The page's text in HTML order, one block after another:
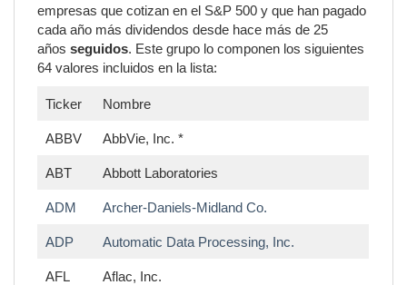
empresas que cotizan en el S&P 500 y que han pagado
cada año más dividendos desde hace más de 25
años seguidos. Este grupo lo componen los siguientes
64 valores incluidos en la lista:
Ticker Nombre
ABBV AbbVie, Inc. *
ABT Abbott Laboratories
ADM Archer-Daniels-Midland Co.
ADP Automatic Data Processing, Inc.
AFL Aflac, Inc.